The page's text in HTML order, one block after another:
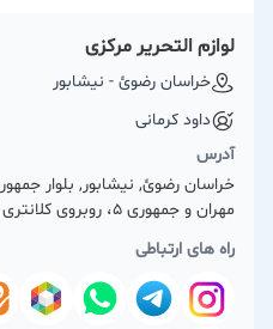
لوازم التحریر مرکزی
خراسان رضوئ - نیشابور
داود کرمانی
آدرس
خراسان رضوئ, نیشابور, بلوار
مهران و جمهوری 5، روبروی کلانتری ۱۲
راه های ارتباطی